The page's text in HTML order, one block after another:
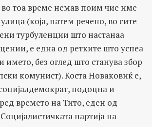
тоа време немав поим чие име
(која, патем речено, во сите
турбуленции што настанаа
е една од ретките што успеа
името, без оглед што станува збор
комунист). Коста Новаковиќ е,
подоцна и
времето на Тито, еден од
партија на